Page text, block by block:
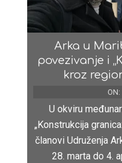
Arka u
povezivanje i
kroz
ON:
U okviru
„Konstrukcija
članovi Udruženja
28. marta do 4.